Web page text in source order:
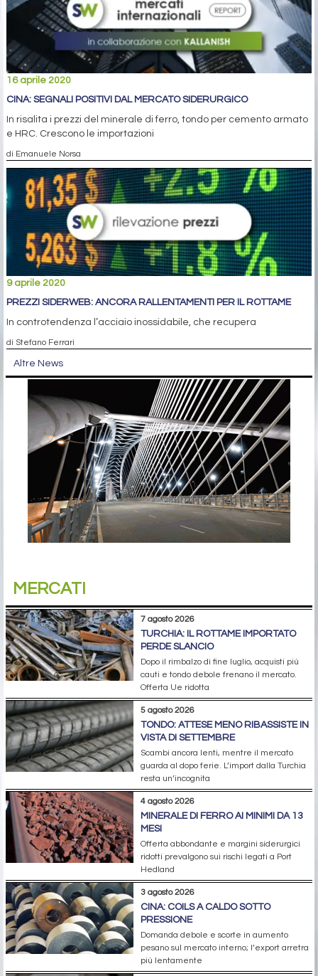
16 aprile 2020
CINA: SEGNALI POSITIVI DAL MERCATO SIDERURGICO
In risalita i prezzi del minerale di ferro, tondo per cemento armato
e HRC. Crescono le importazioni
di Emanuele Norsa
9 aprile 2020
PREZZI SIDERWEB: ANCORA RALLENTAMENTI PER IL ROTTAME
In controtendenza l’acciaio inossidabile, che recupera
di Stefano Ferrari
Altre News
MERCATI
7 agosto 2026
TURCHIA: IL ROTTAME IMPORTATO
PERDE SLANCIO
Dopo il rimbalzo di fine luglio, acquisti più
cauti e tondo debole frenano il mercato.
Offerta Ue ridotta
5 agosto 2026
TONDO: ATTESE MENO RIBASSISTE IN
VISTA DI SETTEMBRE
Scambi ancora lenti, mentre il mercato
guarda al dopo ferie. L’import dalla Turchia
resta un’incognita
4 agosto 2026
MINERALE DI FERRO AI MINIMI DA 13
MESI
Offerta abbondante e margini siderurgici
ridotti prevalgono sui rischi legati a Port
Hedland
3 agosto 2026
CINA: COILS A CALDO SOTTO
PRESSIONE
Domanda debole e scorte in aumento
pesano sul mercato interno; l’export arretra
più lentamente